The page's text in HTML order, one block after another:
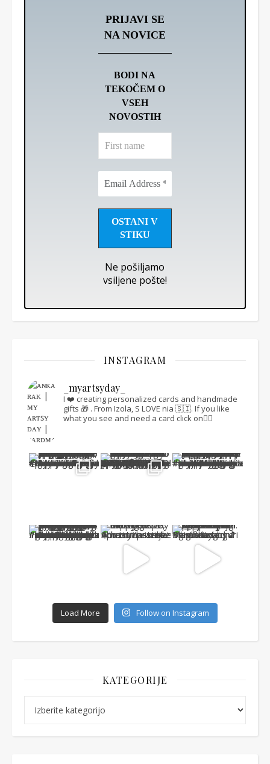
PRIJAVI SE
NA NOVICE
BODI NA
TEKOČEM O
VSEH
NOVOSTIH
name
Address
*
Ne pošiljamo
vsiljene pošte!
INSTAGRAM
_myartsyday_
I ❤️ creating personalized cards and handmade
gifts 🎁 . From Izola, S LOVE nia 🇸🇮. If you like
what you see and need a card click on👇🏻
Load More Follow on Instagram
KATEGORIJE